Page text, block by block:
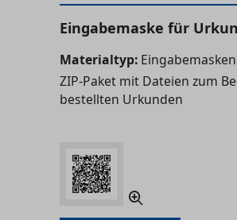
Eingabemaske für
Materialtyp:
ZIP-Paket mit Dateien zum
bestellten Urkunden